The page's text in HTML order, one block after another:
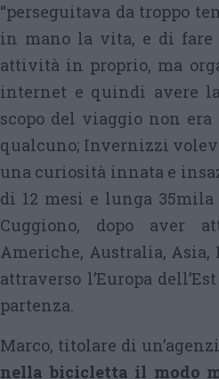
“perseguitava da troppo
in mano la vita, e di fare
attività in proprio, ma
internet e quindi avere
scopo del viaggio non
qualcuno; Invernizzi
una curiosità innata e
di 12 mesi e lunga
Cuggiono, dopo aver
Americhe, Australia, Asia,
attraverso l’Europa
partenza.
Marco, titolare di
nella bicicletta il modo